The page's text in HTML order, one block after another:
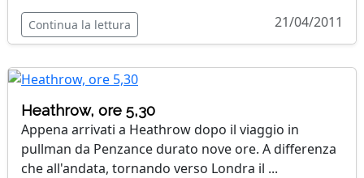
Continua la lettura 21/04/2011
Heathrow, ore 5,30
Appena arrivati a Heathrow dopo il viaggio in
pullman da Penzance durato nove ore. A differenza
che all'andata, tornando verso Londra il ...